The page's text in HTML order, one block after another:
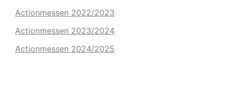
Actionmessen 2022/2023
Actionmessen 2023/2024
Actionmessen 2024/2025